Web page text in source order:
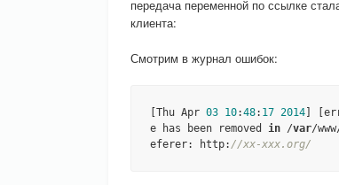
передача переменной по ссылке
клиента:
Смотрим в журнал ошибок:
[Thu Apr 03 10:48: 17 2014 ]
e has been removed in /var/
eferer: http: //xx-xxx.org/